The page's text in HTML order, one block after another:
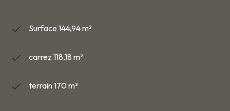
Surface 144,94 m²
carrez 118,18 m²
terrain 170 m²